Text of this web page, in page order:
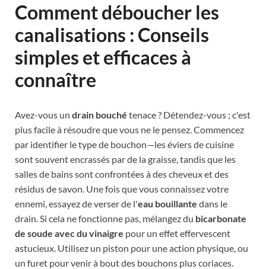
Comment déboucher les
canalisations : Conseils
simples et efficaces à
connaître
Avez-vous un drain bouché tenace ? Détendez-vous ; c'est
plus facile à résoudre que vous ne le pensez. Commencez
par identifier le type de bouchon—les éviers de cuisine
sont souvent encrassés par de la graisse, tandis que les
salles de bains sont confrontées à des cheveux et des
résidus de savon. Une fois que vous connaissez votre
ennemi, essayez de verser de l'eau bouillante dans le
drain. Si cela ne fonctionne pas, mélangez du bicarbonate
de soude avec du vinaigre pour un effet effervescent
astucieux. Utilisez un piston pour une action physique, ou
un furet pour venir à bout des bouchons plus coriaces.